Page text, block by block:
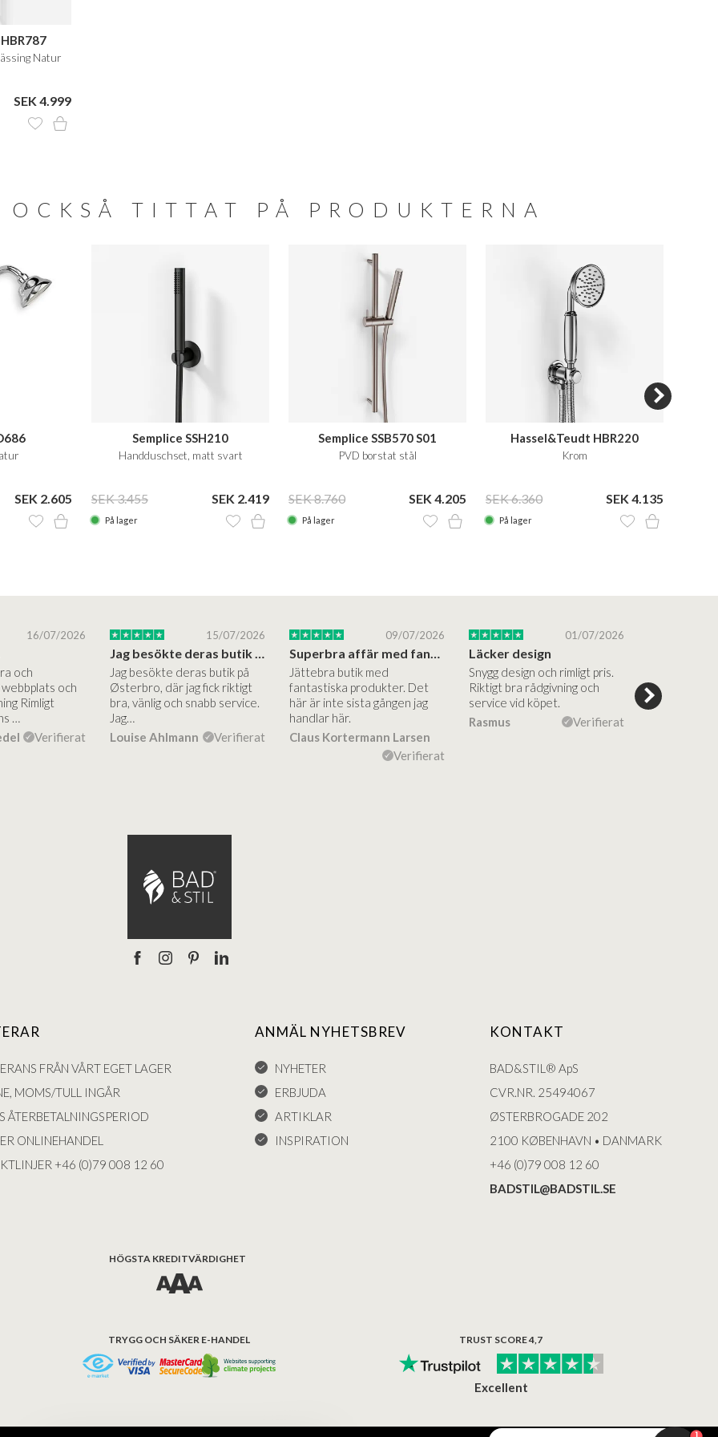
Natur
SEK 4.999
OCKSÅ TITTAT PÅ PRODUKTERNA
SEK 2.605
Semplice SSH210
Handduschset, matt svart
SEK 3.455 SEK 2.419
På lager
Semplice SSB570 S01
PVD borstat stål
SEK 8.760 SEK 4.205
På lager
Hassel&Teudt HBR220
Krom
SEK 6.360 SEK 4.135
På lager
16/07/2026
och
och
Rimligt
…
Verifierat
15/07/2026
Jag besökte deras butik på Østerbro.
Jag besökte deras butik på
Østerbro, där jag fick riktigt
bra, vänlig och snabb service.
Jag…
Louise Ahlmann
Verifierat
09/07/2026
Superbra affär med fantastiska produkter
Jättebra butik med
fantastiska produkter. Det
här är inte sista gången jag
handlar här.
Claus Kortermann Larsen
Verifierat
01/07/2026
Läcker design
Snygg design och rimligt pris.
Riktigt bra rådgivning och
service vid köpet.
Rasmus
Verifierat
hjälpsamma
vägledning
FRÅN VÅRT EGET LAGER
MOMS/TULL INGÅR
ÅTERBETALNINGSPERIOD
ONLINEHANDEL
+46 (0)79 008 12 60
ANMÄL NYHETSBREV
NYHETER
ERBJUDA
ARTIKLAR
INSPIRATION
KONTAKT
BAD&STIL® ApS
CVR.NR. 25494067
ØSTERBROGADE 202
2100 KØBENHAVN • DANMARK
+46 (0)79 008 12 60
BADSTIL@BADSTIL.SE
HÖGSTA KREDITVÄRDIGHET
TRYGG OCH SÄKER E-HANDEL TRUST SCORE 4,7
Excellent